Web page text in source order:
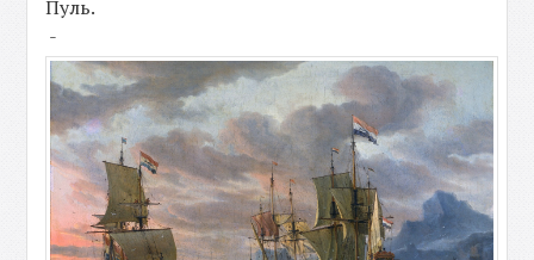
Пуль.
-